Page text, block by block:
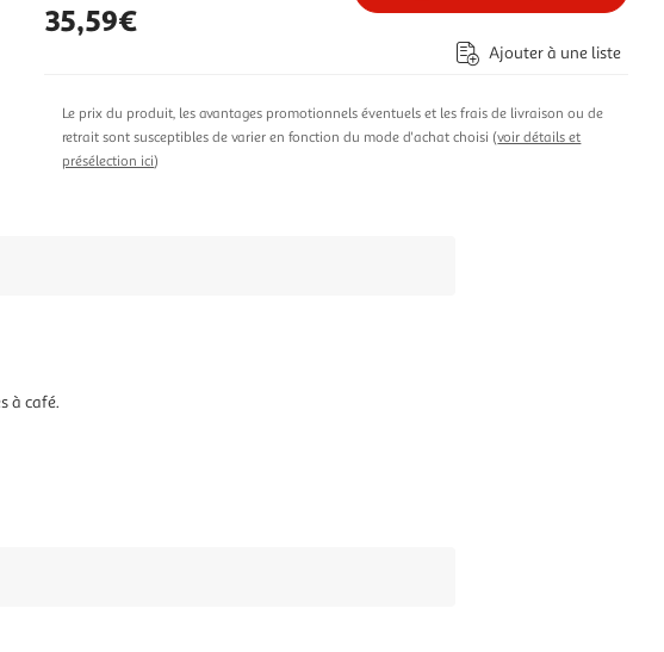
35,59€
Ajouter à une liste
Le prix du produit, les avantages promotionnels éventuels et les frais de livraison ou de
retrait sont susceptibles de varier en fonction du mode d'achat choisi (voir détails et
présélection ici)
à café.